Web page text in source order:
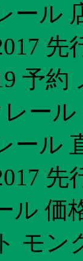
ール
予
ー
ール
ル 価
モン